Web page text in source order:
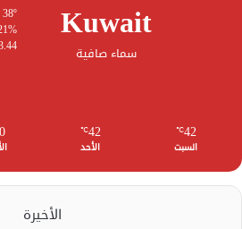
Kuwait
سماء صافية
3.44
42
℃
السبت
42
℃
الأحد
الأخيرة